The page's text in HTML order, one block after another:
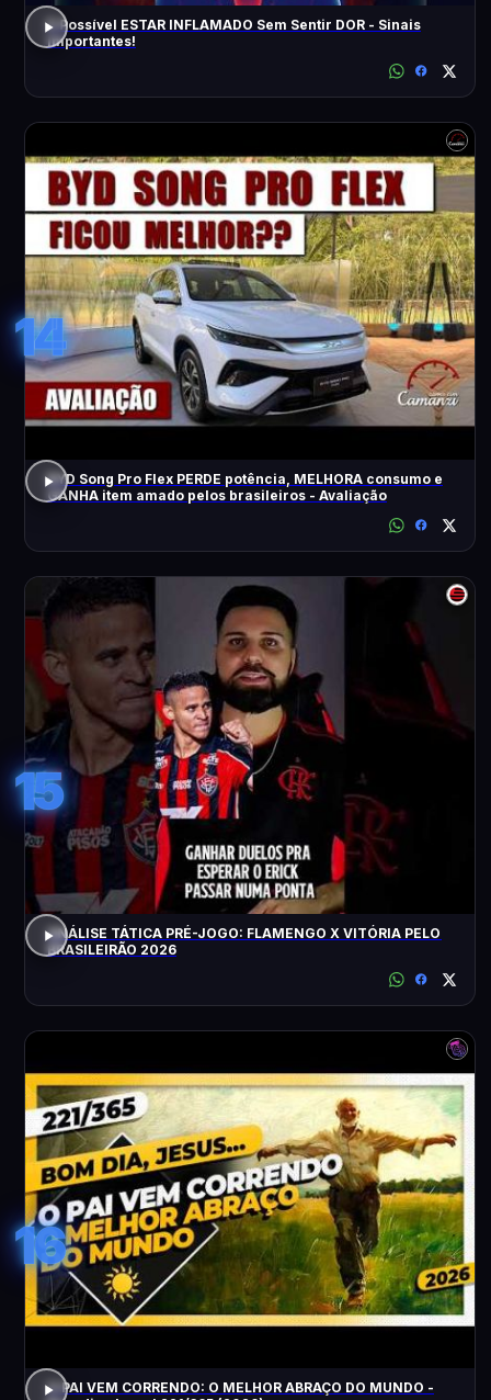
É Possível ESTAR INFLAMADO Sem Sentir DOR - Sinais
Importantes!
14
BYD Song Pro Flex PERDE potência, MELHORA consumo e
GANHA item amado pelos brasileiros - Avaliação
15
ANÁLISE TÁTICA PRÉ-JOGO: FLAMENGO X VITÓRIA PELO
BRASILEIRÃO 2026
16
O PAI VEM CORRENDO: O MELHOR ABRAÇO DO MUNDO -